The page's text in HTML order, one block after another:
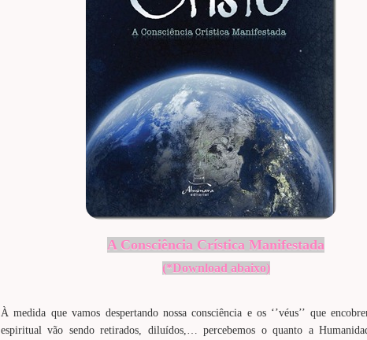
A Consciência Crística Manifestada
(*Download abaixo)
À medida que vamos despertando nossa consciência e os ‘’véus’’ que
espiritual vão sendo retirados, diluídos,… percebemos o quanto a